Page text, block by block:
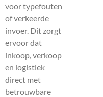
voor typefouten
of verkeerde
invoer. Dit zorgt
ervoor dat
inkoop, verkoop
en logistiek
direct met
betrouwbare